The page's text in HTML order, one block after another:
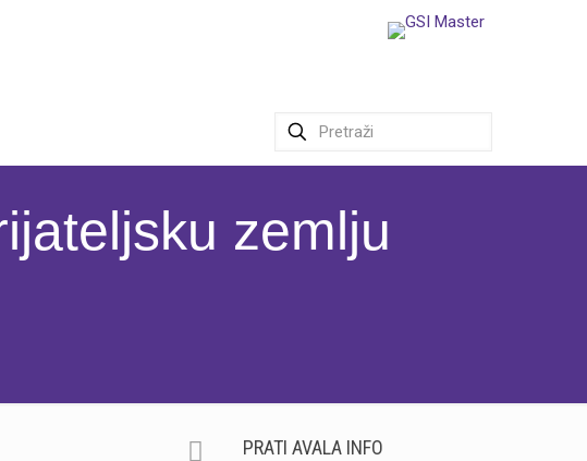
zemlju
PRATI AVALA INFO